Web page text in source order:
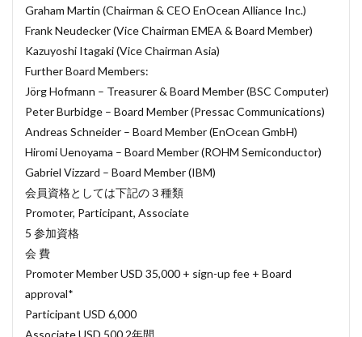
Graham Martin (Chairman & CEO EnOcean Alliance Inc.)
Frank Neudecker (Vice Chairman EMEA & Board Member)
Kazuyoshi Itagaki (Vice Chairman Asia)
Further Board Members:
Jörg Hofmann – Treasurer & Board Member (BSC Computer)
Peter Burbidge – Board Member (Pressac Communications)
Andreas Schneider – Board Member (EnOcean GmbH)
Hiromi Uenoyama – Board Member (ROHM Semiconductor)
Gabriel Vizzard – Board Member (IBM)
会員資格としては下記の３種類
Promoter, Participant, Associate
5 参加資格
会 費
Promoter Member USD 35,000 + sign-up fee + Board
approval*
Participant USD 6,000
Associate USD 500 2年間